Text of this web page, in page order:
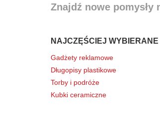
Znajdź nowe pomysły
NAJCZĘŚCIEJ WYBIERANE
Gadżety reklamowe
Długopisy plastikowe
Torby i podróże
Kubki ceramiczne